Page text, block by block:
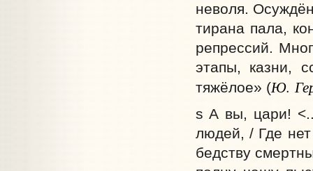
неволя.
тирана пала,
репрессий.
этапы, казни,
тяжёлое» (Ю.
s А вы, цари!
людей, / Где
бедству